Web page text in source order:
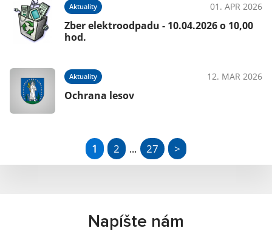
Aktuality 01. APR 2026
Zber elektroodpadu - 10.04.2026 o 10,00
hod.
Aktuality 12. MAR 2026
Ochrana lesov
1 2 ... 27 >
Napíšte nám